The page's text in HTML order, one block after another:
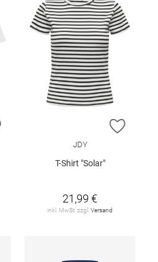
ZUR WUNSCHLISTE HINZUFÜGEN
ZUR
JDY
T-Shirt "Solar"
21,99 €
inkl. MwSt. zzgl.Versand